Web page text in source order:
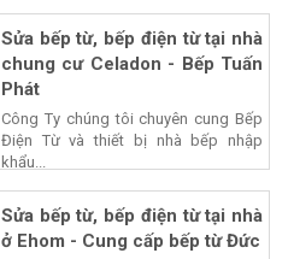
Sửa bếp từ, bếp điện từ tại nhà
chung cư Celadon - Bếp Tuấn
Phát
Công Ty chúng tôi chuyên cung Bếp
Điện Từ và thiết bị nhà bếp nhập
khẩu...
Sửa bếp từ, bếp điện từ tại nhà
ở Ehom - Cung cấp bếp từ Đức